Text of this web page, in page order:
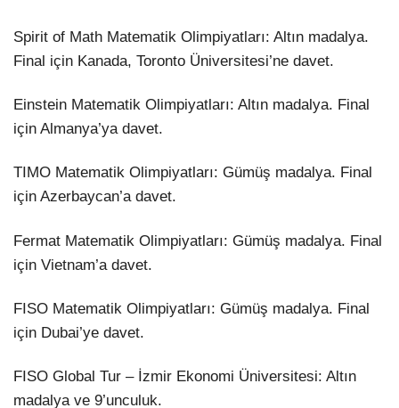
Spirit of Math Matematik Olimpiyatları: Altın madalya.
Final için Kanada, Toronto Üniversitesi’ne davet.
Einstein Matematik Olimpiyatları: Altın madalya. Final
için Almanya’ya davet.
TIMO Matematik Olimpiyatları: Gümüş madalya. Final
için Azerbaycan’a davet.
Fermat Matematik Olimpiyatları: Gümüş madalya. Final
için Vietnam’a davet.
FISO Matematik Olimpiyatları: Gümüş madalya. Final
için Dubai’ye davet.
FISO Global Tur – İzmir Ekonomi Üniversitesi: Altın
madalya ve 9’unculuk.